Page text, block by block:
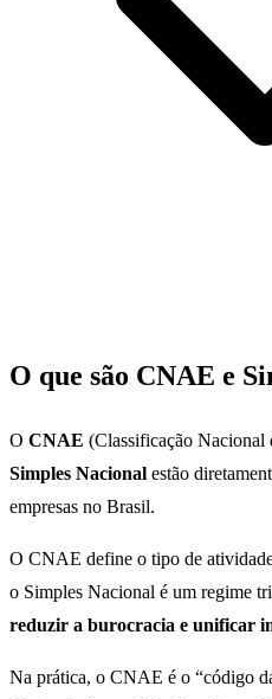
O que são CNAE e
O CNAE (Classificação Nacional
Simples Nacional estão
empresas no Brasil.
O CNAE define o tipo de
o Simples Nacional é um regime
reduzir a burocracia e unificar
Na prática, o CNAE é o “código